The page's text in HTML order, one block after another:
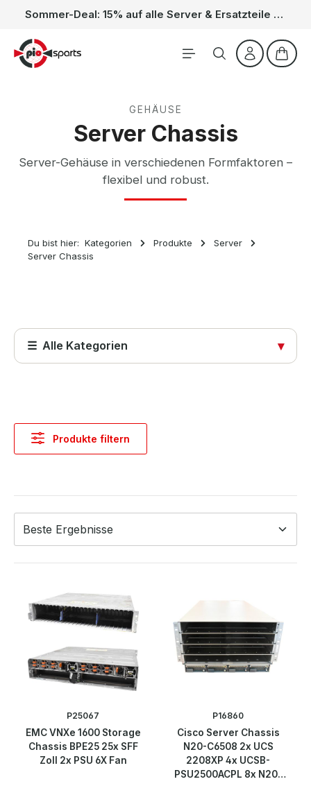
Zum Hauptinhalt springen Sommer-Deal: 15% auf alle Server & Ersatzteile – Kein Code nötig, der Rabatt wird automatisch im Warenkorb abgezogen. Gültig vom 01.06. bis 31.08.
GEHÄUSE
Server Chassis
Server-Gehäuse in verschiedenen Formfaktoren –
flexibel und robust.
Du bist hier: Kategorien Produkte
Server
Server Chassis
☰ Alle Kategorien ▾
Produkte
Abdeckungen
Kabel & Adapter
Komponenten & Ersatzteile
Netzwerktechnik
Peripherie & Zubehör
Server
Bladecenter
Produkte filtern
P25067
EMC VNXe 1600 Storage
Chassis BPE25 25x SFF
Zoll 2x PSU 6X Fan
P16860
Cisco Server Chassis
N20-C6508 2x UCS
2208XP 4x UCSB-
PSU2500ACPL 8x N20-